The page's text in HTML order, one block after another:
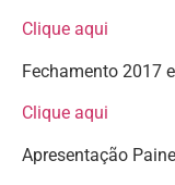
Clique aqui
Fechamento 2017
Clique aqui
Apresentação